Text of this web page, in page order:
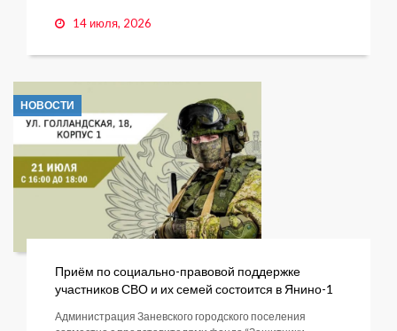
14 июля, 2026
НОВОСТИ
Приём по социально-правовой поддержке
участников СВО и их семей состоится в Янино-1
Администрация Заневского городского поселения